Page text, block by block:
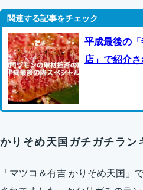
平成最後の
店」で紹介
かりそめ天国ガチガチラン
「マツコ＆有吉 かりそめ天国」